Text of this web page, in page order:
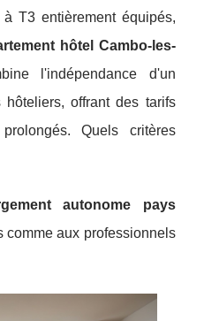
T3 entièrement équipés,
hôtel Cambo-les-
l'indépendance d'un
hôteliers, offrant des tarifs
Quels critères
autonome pays
comme aux professionnels